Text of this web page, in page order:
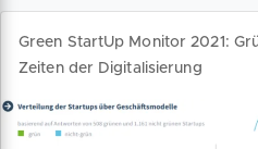
Green StartUp Monitor 2021:
Zeiten der Digitalisierung